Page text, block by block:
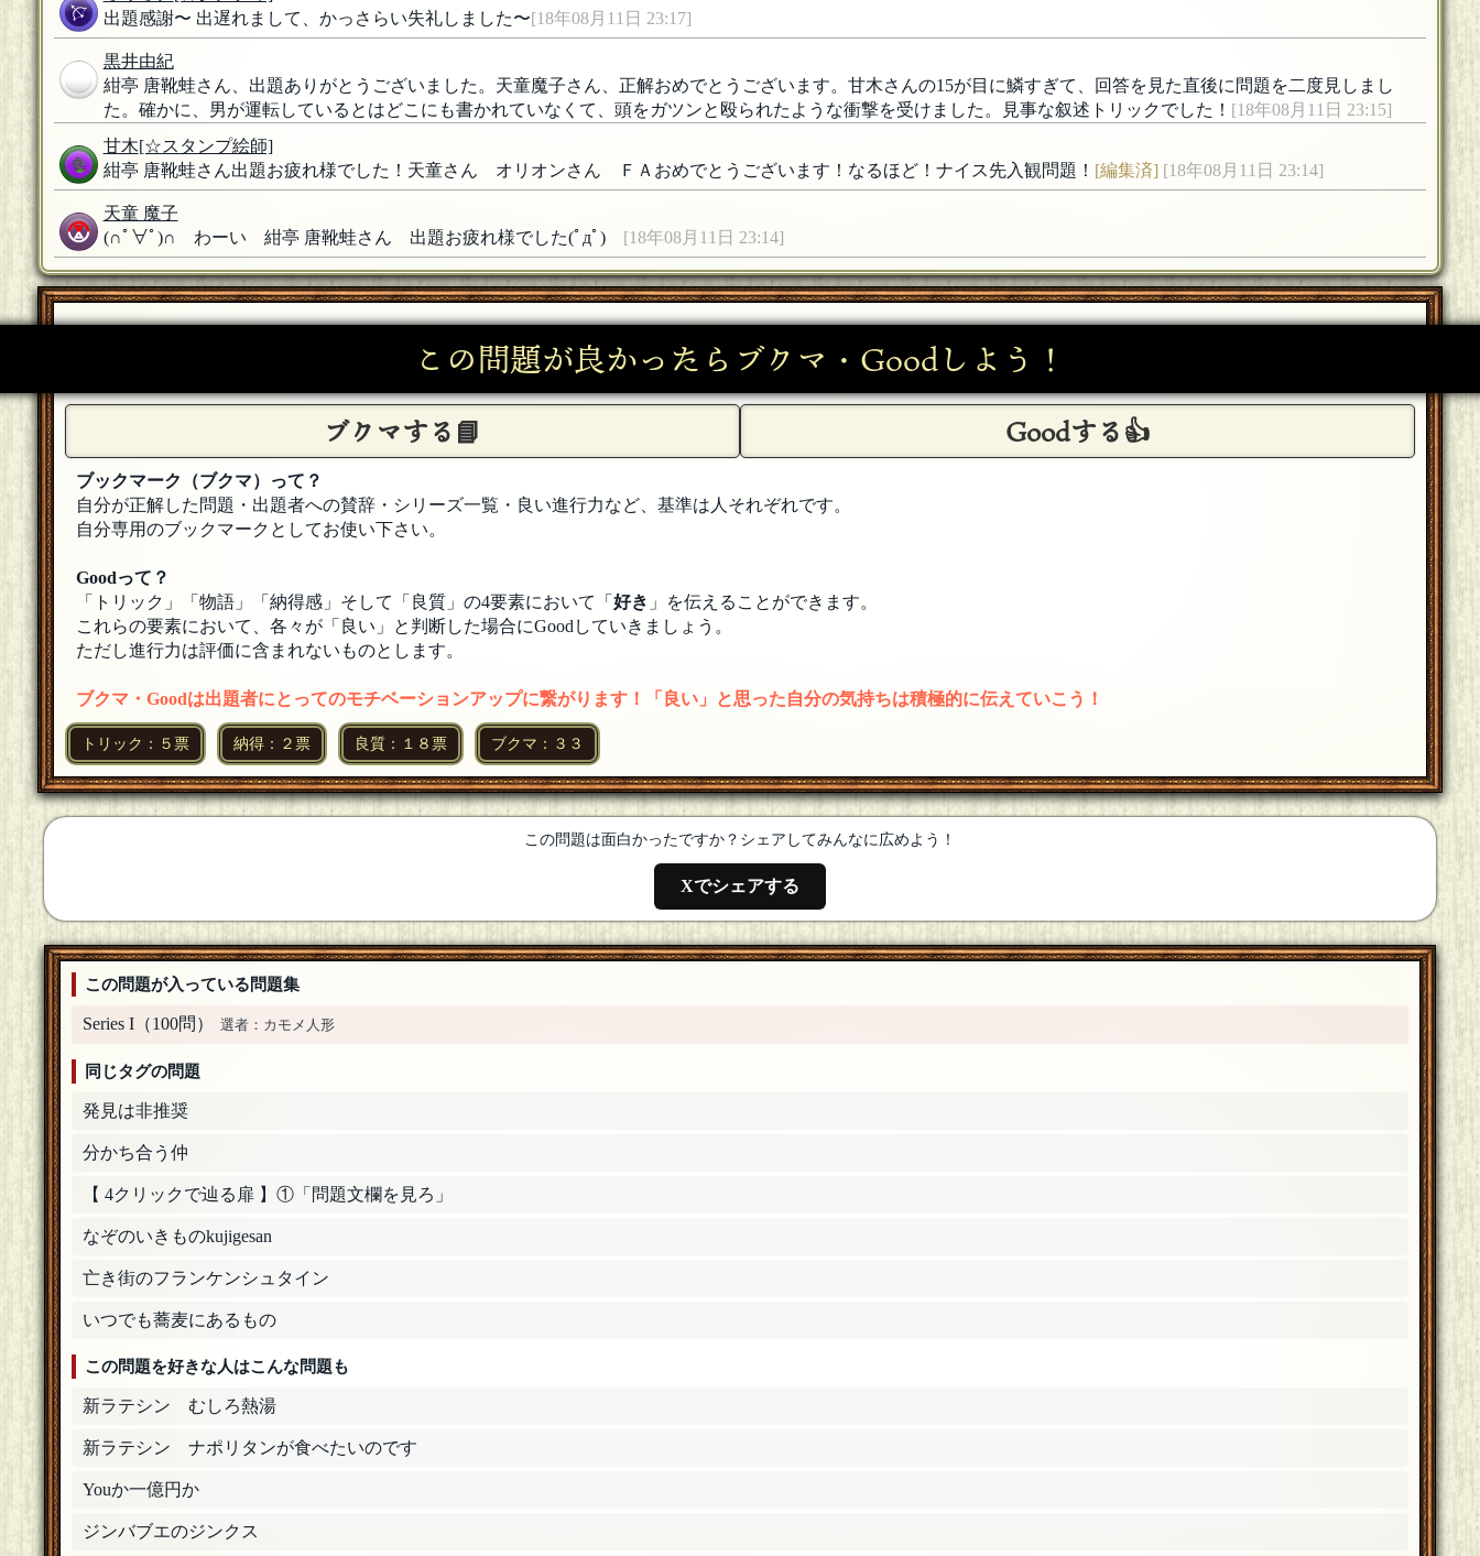
出題感謝〜 出遅れまして、かっさらい失礼しました〜[18年08月11日 23:17]
黒井由紀
紺亭 唐靴蛙さん、出題ありがとうございました。天童魔子さん、正解おめでとうございます。甘木さんの15が目に鱗すぎて、回答を見た直後に問題を二度見しまし
た。確かに、男が運転しているとはどこにも書かれていなくて、頭をガツンと殴られたような衝撃を受けました。見事な叙述トリックでした！ [18年08月11日 23:15]
甘木[☆スタンプ絵師]
紺亭 唐靴蛙さん出題お疲れ様でした！天童さん オリオンさん ＦＡおめでとうございます！なるほど！ナイス先入観問題！ [編集済] [18年08月11日 23:14]
天童 魔子
(∩ﾟ∀ﾟ)∩ わーい 紺亭 唐靴蛙さん 出題お疲れ様でした(ﾟдﾟ)ゞ
[18年08月11日 23:14]
甘木[☆スタンプ絵師]
質問20、ちょい編集しましたー。[18年08月11日 23:12]
[18年08月11日 23:09]
イトツキ
参加します。宜しくお願いしす[18年08月11日 23:07]
歓迎いたします！
甘木[☆スタンプ絵師]
どもー！参加します！[18年08月11日 23:05]
参加します(ﾟдﾟ)ゞ[18年08月11日 23:04]
黒井由紀
参加します。よろしくお願いいたします！[18年08月11日 23:04]
この問題が良かったらブクマ・Goodしよう！
ブクマする📘 Goodする👍
ブックマーク（ブクマ）って？
自分が正解した問題・出題者への賛辞・シリーズ一覧・良い進行力など、基準は人それぞれです。
自分専用のブックマークとしてお使い下さい。
Goodって？
「トリック」「物語」「納得感」そして「良質」の4要素において「 好き 」を伝えることができます。
これらの要素において、各々が「良い」と判断した場合にGoodしていきましょう。
ただし進行力は評価に含まれないものとします。
ブクマ・Goodは出題者にとってのモチベーションアップに繋がります！「良い」と思った自分の気持ちは積極的に伝えていこう！
トリック：５票 納得：２票 良質：１８票 ブクマ：３３
この問題は面白かったですか？シェアしてみんなに広めよう！
Xでシェアする
この問題が入っている問題集
Series I（100問） 選者：カモメ人形
同じタグの問題
発見は非推奨
分かち合う仲
【 4クリックで辿る扉 】①「問題文欄を見ろ」
なぞのいきものkujigesan
亡き街のフランケンシュタイン
いつでも蕎麦にあるもの
この問題を好きな人はこんな問題も
新ラテシン むしろ熱湯
新ラテシン ナポリタンが食べたいのです
Youか一億円か
ジンバブエのジンクス